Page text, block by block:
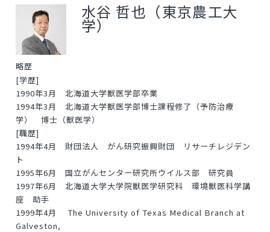
水谷 哲也（東京農工大
学）
略歴
[学歴]
1990年3月 北海道大学獣医学部卒業
1994年3月 北海道大学獣医学部博士課程修了（予防治療
学） 博士（獣医学）
[職歴]
1994年4月 財団法人 がん研究振興財団 リサーチレジデン
ト
1995年6月 国立がんセンター研究所ウイルス部 研究員
1997年6月 北海道大学大学院獣医学研究科 環境獣医科学講
座 助手
1999年4月 The University of Texas Medical Branch at
Galveston,